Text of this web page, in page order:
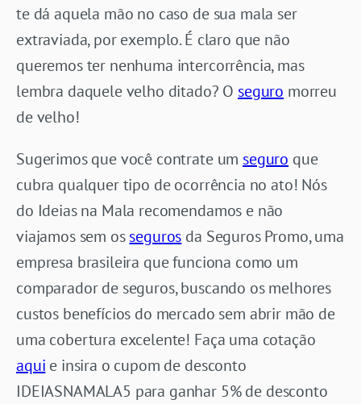
te dá aquela mão no caso de sua mala ser
extraviada, por exemplo. É claro que não
queremos ter nenhuma intercorrência, mas
lembra daquele velho ditado? O seguro morreu
de velho!
Sugerimos que você contrate um seguro que
cubra qualquer tipo de ocorrência no ato! Nós
do Ideias na Mala recomendamos e não
viajamos sem osseguros da Seguros Promo, uma
empresa brasileira que funciona como um
comparador de seguros, buscando os melhores
custos benefícios do mercado sem abrir mão de
uma cobertura excelente! Faça uma cotação
aqui e insira o cupom de desconto
IDEIASNAMALA5 para ganhar 5% de desconto